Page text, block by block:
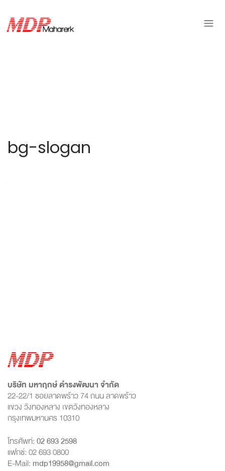
bg-slogan
บริษัท มหาฤกษ์ ดำรงพัฒนา จำกัด
22-22/1 ซอยลาดพร้าว 74 ถนน ลาดพร้าว
แขวง วังทองหลาง เขตวังทองหลาง
กรุงเทพมหานคร 10310
โทรศัพท์:02 693 2598
แฟกซ์: 02 693 0800
E-Mail: mdp19958@gmail.com